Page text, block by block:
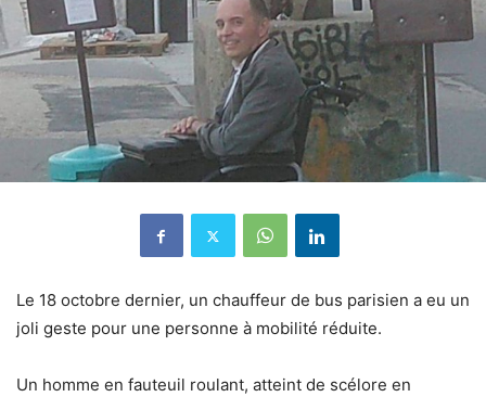
Le 18 octobre dernier, un chauffeur de bus parisien a eu un
joli geste pour une personne à mobilité réduite.
Un homme en fauteuil roulant, atteint de scélore en